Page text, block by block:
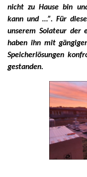
nicht zu Hause bin
kann und …”. Für
unserem Solateur der
haben ihn mit
Speicherlösungen
gestanden.